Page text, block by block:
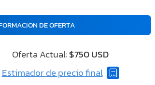
DE OFERTA
Oferta Actual:$750 USD
Estimador de precio final